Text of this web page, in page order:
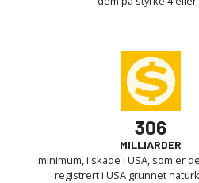
306
MILLIARDER
minimum, i skade i USA, som er
registrert i USA grunnet